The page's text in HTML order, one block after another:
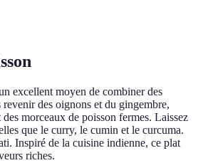
excellent moyen de combiner des
revenir des oignons et du gingembre,
morceaux de poisson fermes. Laissez
que le curry, le cumin et le curcuma.
Inspiré de la cuisine indienne, ce plat
riches.